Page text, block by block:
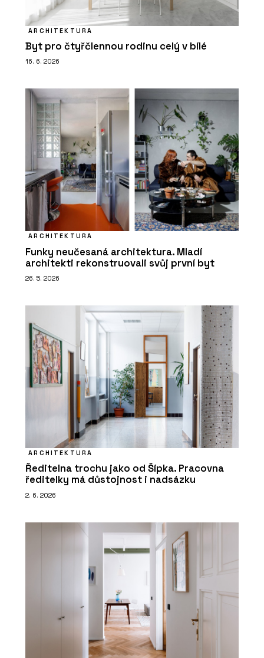
ARCHITEKTURA
Byt pro čtyřčlennou rodinu celý v bílé
16. 6. 2026
ARCHITEKTURA
Funky neučesaná architektura. Mladí
architekti rekonstruovali svůj první byt
26. 5. 2026
ARCHITEKTURA
Ředitelna trochu jako od Šípka. Pracovna
ředitelky má důstojnost i nadsázku
2. 6. 2026